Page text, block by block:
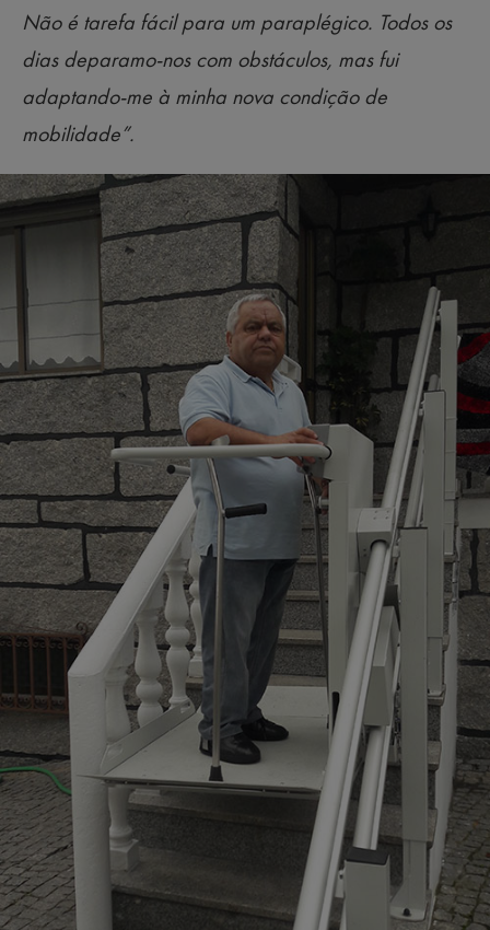
Não é tarefa fácil para um paraplégico. Todos os
dias deparamo-nos com obstáculos, mas fui
adaptando-me à minha nova condição de
mobilidade”.